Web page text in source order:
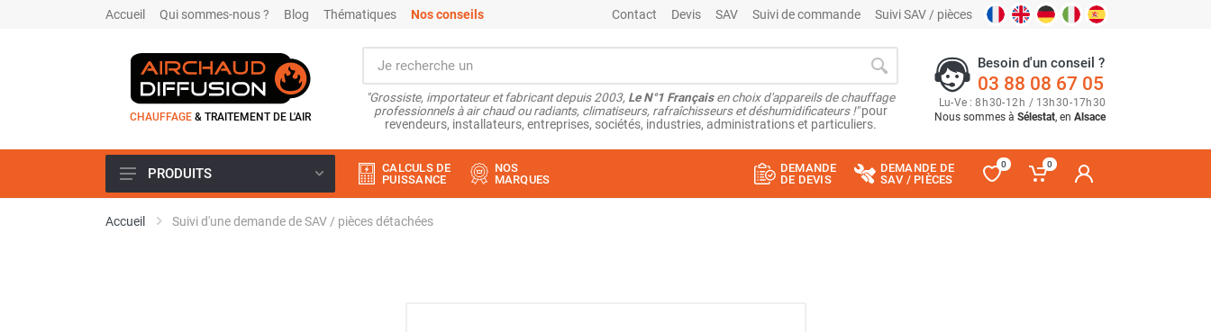
Accueil Qui sommes-nous ? Blog Thématiques Nos conseils Contact Devis SAV Suivi de commande Suivi SAV / pièces
CHAUFFAGE & TRAITEMENT DE L'AIR
"Grossiste, importateur et fabricant depuis 2003, Le N°1 Françaisen choix d'appareils de chauffage
professionnels à air chaud ou radiants, climatiseurs, rafraîchisseurs et déshumidificateurs !"pour
revendeurs, installateurs, entreprises, sociétés, industries, administrations et particuliers.
Besoin d'un conseil ?
03 88 08 67 05
Lu-Ve : 8h30-12h / 13h30-17h30
Nous sommes à Sélestat, en Alsace
Climatiseur
PRODUITS
CALCULS DE
PUISSANCE
NOS
MARQUES
DEMANDE
DE DEVIS
DEMANDE DE
SAV / PIÈCES
0 0
Accueil Suivi d'une demande de SAV / pièces détachées